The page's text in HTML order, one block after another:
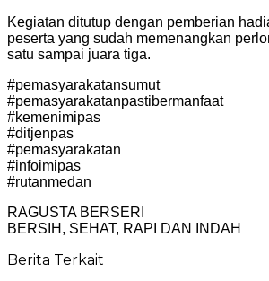
Kegiatan ditutup dengan pemberian
peserta yang sudah memenangkan
satu sampai juara tiga.
#pemasyarakatansumut
#pemasyarakatanpastibermanfaat
#kemenimipas
#ditjenpas
#pemasyarakatan
#infoimipas
#rutanmedan
RAGUSTA BERSERI
BERSIH, SEHAT, RAPI DAN INDAH
Berita Terkait